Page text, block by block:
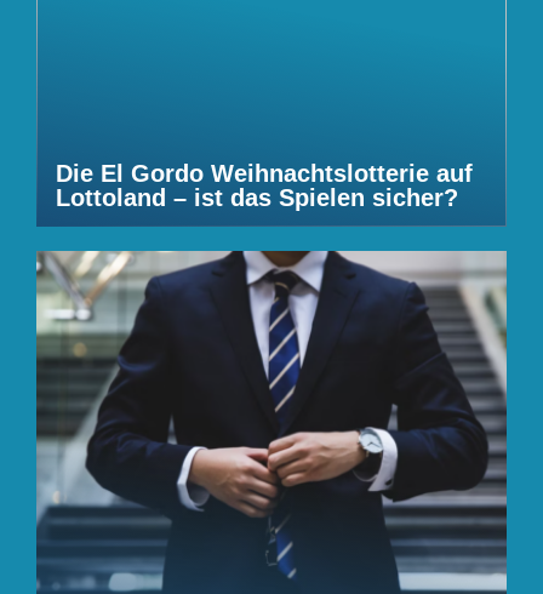
Die El Gordo Weihnachtslotterie auf
Lottoland – ist das Spielen sicher?